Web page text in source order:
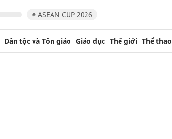
# ASEAN CUP 2026
Dân tộc và Tôn giáo Giáo dục Thế giới Thể thao